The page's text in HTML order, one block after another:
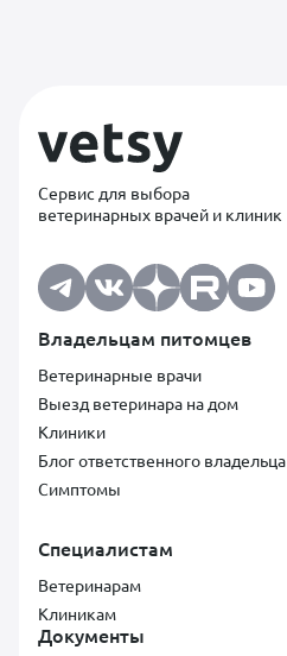
Сервис для выбора
ветеринарных врачей и клиник
Владельцам питомцев
Ветеринарные врачи
Выезд ветеринара на дом
Клиники
Блог ответственного владельца
Симптомы
Специалистам
Ветеринарам
Клиникам
Документы